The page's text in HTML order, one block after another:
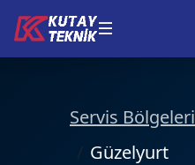
Klima Servisi
Servis Bölgeleri
Güzelyurt